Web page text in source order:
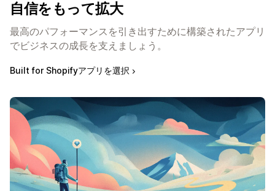
自信をもって拡大
最高のパフォーマンスを引き出すために構築されたアプリ
でビジネスの成長を支えましょう。
Built for Shopifyアプリを選択